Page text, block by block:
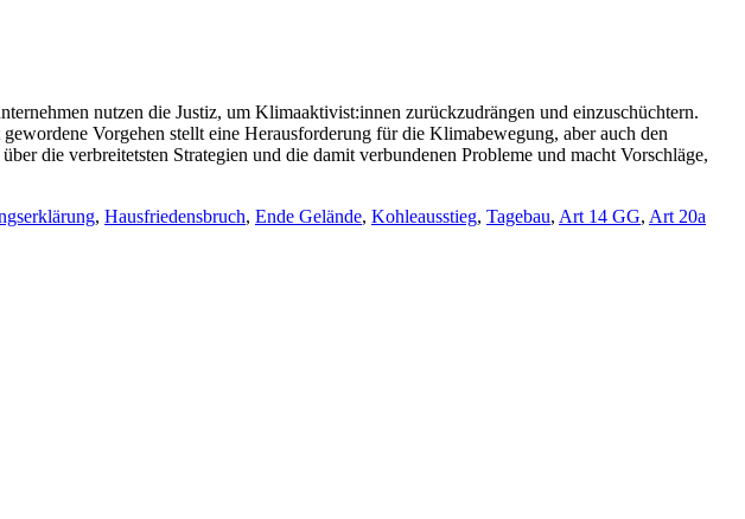
nutzen die Justiz, um Klimaaktivist:innen zurückzudrängen und einzuschüchtern.
Vorgehen stellt eine Herausforderung für die Klimabewegung, aber auch den
die verbreitetsten Strategien und die damit verbundenen Probleme und macht Vorschläge,
, Hausfriedensbruch, Ende Gelände, Kohleausstieg, Tagebau, Art 14 GG, Art 20a